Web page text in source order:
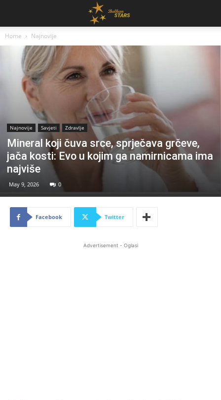
Home Najnovije
Najnovije Savjeti Zdravlje
Mineral koji čuva srce, sprječava grčeve,
jača kosti: Evo u kojim ga namirnicama ima
najviše
May 9, 2026 0
Facebook Twitter
Advertisement - Oglasi